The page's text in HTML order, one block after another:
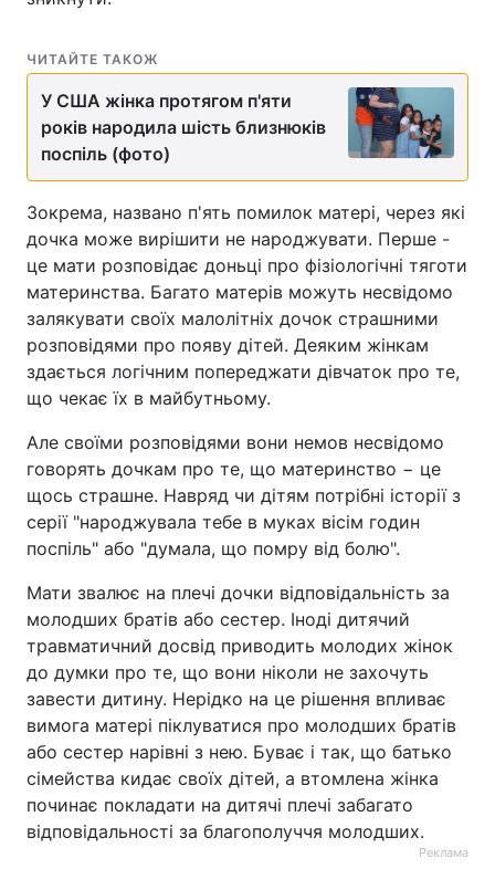
ЧИТАЙТЕ ТАКОЖ
У США жінка протягом п'яти
років народила шість близнюків
поспіль (фото)
Зокрема, названо п'ять помилок матері, через які
дочка може вирішити не народжувати. Перше -
це мати розповідає доньці про фізіологічні тяготи
материнства. Багато матерів можуть несвідомо
залякувати своїх малолітніх дочок страшними
розповідями про появу дітей. Деяким жінкам
здається логічним попереджати дівчаток про те,
що чекає їх в майбутньому.
Але своїми розповідями вони немов несвідомо
говорять дочкам про те, що материнство − це
щось страшне. Навряд чи дітям потрібні історії з
серії "народжувала тебе в муках вісім годин
поспіль" або "думала, що помру від болю".
Мати звалює на плечі дочки відповідальність за
молодших братів або сестер. Іноді дитячий
травматичний досвід приводить молодих жінок
до думки про те, що вони ніколи не захочуть
завести дитину. Нерідко на це рішення впливає
вимога матері піклуватися про молодших братів
або сестер нарівні з нею. Буває і так, що батько
сімейства кидає своїх дітей, а втомлена жінка
починає покладати на дитячі плечі забагато
відповідальності за благополуччя молодших.
Реклама